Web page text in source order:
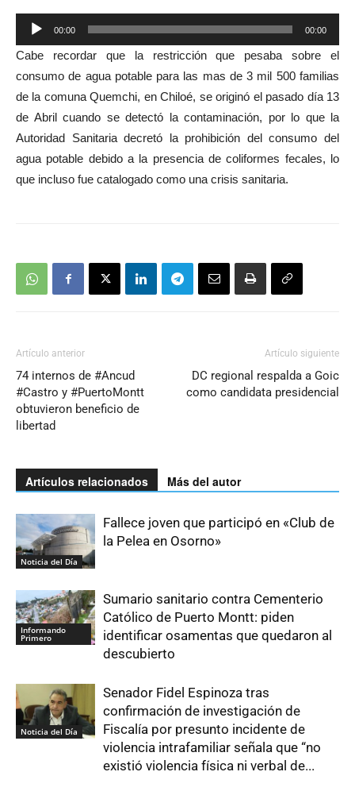
Reproductor
de
audio
00:00 00:00
Cabe recordar que la restricción que pesaba sobre el
consumo de agua potable para las mas de 3 mil 500 familias
de la comuna Quemchi, en Chiloé, se originó el pasado día 13
de Abril cuando se detectó la contaminación, por lo que la
Autoridad Sanitaria decretó la prohibición del consumo del
agua potable debido a la presencia de coliformes fecales, lo
que incluso fue catalogado como una crisis sanitaria.
Artículo anterior
74 internos de #Ancud
#Castro y #PuertoMontt
obtuvieron beneficio de
libertad
Artículo siguiente
DC regional respalda a Goic
como candidata presidencial
Artículos relacionados Más del autor
Noticia del Día
Fallece joven que participó en «Club de
la Pelea en Osorno»
Informando
Primero
Sumario sanitario contra Cementerio
Católico de Puerto Montt: piden
identificar osamentas que quedaron al
descubierto
Noticia del Día
Senador Fidel Espinoza tras
confirmación de investigación de
Fiscalía por presunto incidente de
violencia intrafamiliar señala que “no
existió violencia física ni verbal de...